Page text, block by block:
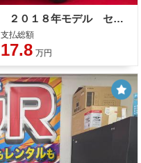
ヤマハ ビーノＤＸ ＳＡ５９Ｊ型 ２０１８年モデル センタースタンド 丸型ミラー セル キック付き
支払総額
17.8 万円